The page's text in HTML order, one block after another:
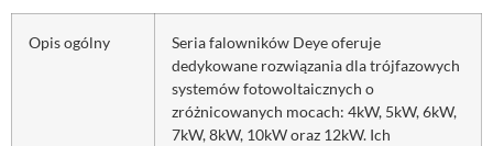
Opis ogólny
Seria falowników Deye oferuje
dedykowane rozwiązania dla trójfazowych
systemów fotowoltaicznych o
zróżnicowanych mocach: 4kW, 5kW, 6kW,
7kW, 8kW, 10kW oraz 12kW. Ich